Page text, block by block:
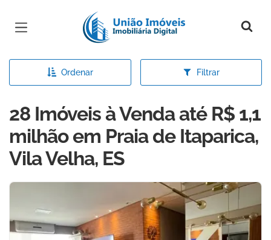
Página inicial
Ordenar Filtrar
28 Imóveis à Venda até R$ 1,1
milhão em Praia de Itaparica,
Vila Velha, ES